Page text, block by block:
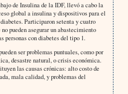
de Insulina de la IDF, llevó a cabo la
global a insulina y dispositivos para el
Participaron setenta y cuatro
pueden asegurar un abastecimiento
personas con diabetes del tipo 1.
ser problemas puntuales, como por
desastre natural, o crisis económica.
las causas crónicas: alto costo de
mala calidad, y problemas del